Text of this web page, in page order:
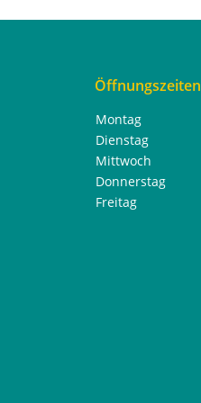
Öffnungszeiten
Montag
Dienstag
Mittwoch
Donnerstag
Freitag